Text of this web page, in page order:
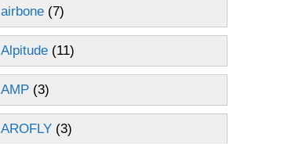
airbone (7)
Alpitude (11)
AMP (3)
AROFLY (3)